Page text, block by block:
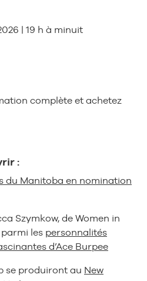
| 19 h à minuit
complète et achetez
:
du Manitoba en nomination
Szymkow, de Women in
les personnalités
d’Ace Burpee
se produiront au New